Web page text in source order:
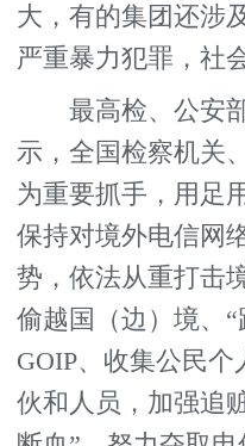
大，有的集团还涉
严重暴力犯罪，社
最高检、公安部
示，全国检察机关
为重要抓手，用足
保持对境外电信网
势，依法从重打击
偷越国（边）境、
GOIP、收集公民
伙和人员，加强追